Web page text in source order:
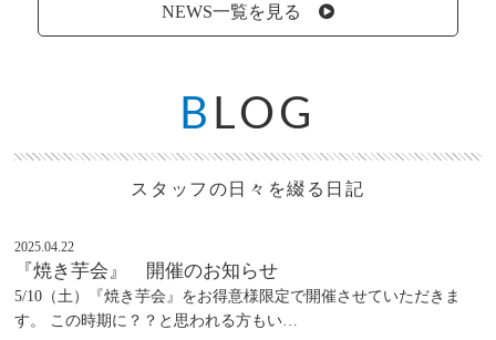
NEWS一覧を見る
B LOG
スタッフの日々を綴る日記
2025.04.22
『焼き芋会』 開催のお知らせ
5/10（土）『焼き芋会』をお得意様限定で開催させていただきま
す。 この時期に？？と思われる方もい…